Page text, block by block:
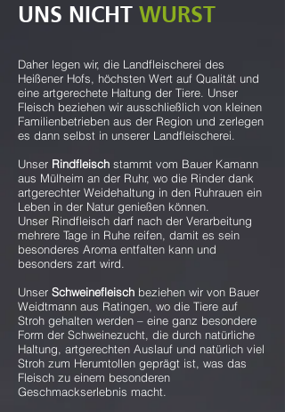
UNS NICHT WURST
Daher legen wir, die Landfleischerei des
Heißener Hofs, höchsten Wert auf Qualität und
eine artgerechete Haltung der Tiere. Unser
Fleisch beziehen wir ausschließlich von kleinen
Familienbetrieben aus der Region und zerlegen
es dann selbst in unserer Landfleischerei.
Unser Rindfleisch stammt vom Bauer Kamann
aus Mülheim an der Ruhr, wo die Rinder dank
artgerechter Weidehaltung in den Ruhrauen ein
Leben in der Natur genießen können.
Unser Rindfleisch darf nach der Verarbeitung
mehrere Tage in Ruhe reifen, damit es sein
besonderes Aroma entfalten kann und
besonders zart wird.
Unser Schweinefleisch beziehen wir von Bauer
Weidtmann aus Ratingen, wo die Tiere auf
Stroh gehalten werden – eine ganz besondere
Form der Schweinezucht, die durch natürliche
Haltung, artgerechten Auslauf und natürlich viel
Stroh zum Herumtollen geprägt ist, was das
Fleisch zu einem besonderen
Geschmackserlebnis macht.